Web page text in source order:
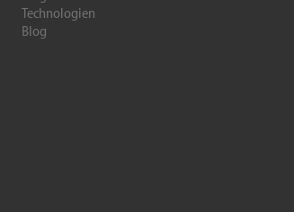
Technologien
Blog